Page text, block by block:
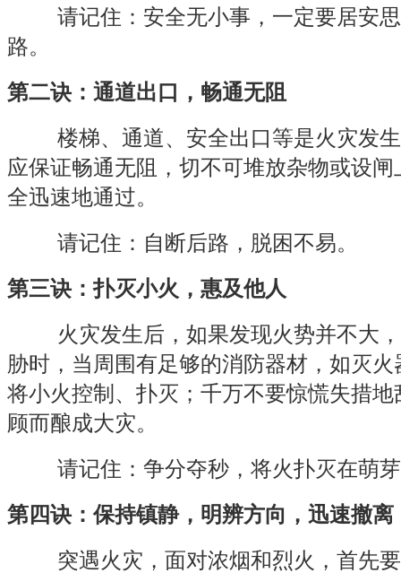
请记住：安全无小事，一定要居安思
路。
第二诀：通道出口，畅通无阻
楼梯、通道、安全出口等是火灾发生
应保证畅通无阻，切不可堆放杂物或设
全迅速地通过。
请记住：自断后路，脱困不易。
第三诀：扑灭小火，惠及他人
火灾发生后，如果发现火势并不大，
胁时，当周围有足够的消防器材，如灭
将小火控制、扑灭；千万不要惊慌失措
顾而酿成大灾。
请记住：争分夺秒，将火扑灭在萌芽
第四诀：保持镇静，明辨方向，迅速撤离
突遇火灾，面对浓烟和烈火，首先要